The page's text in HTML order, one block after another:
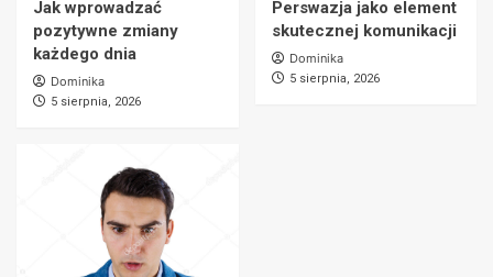
Jak wprowadzać
pozytywne zmiany
każdego dnia
Dominika
5 sierpnia, 2026
Perswazja jako element
skutecznej komunikacji
Dominika
5 sierpnia, 2026